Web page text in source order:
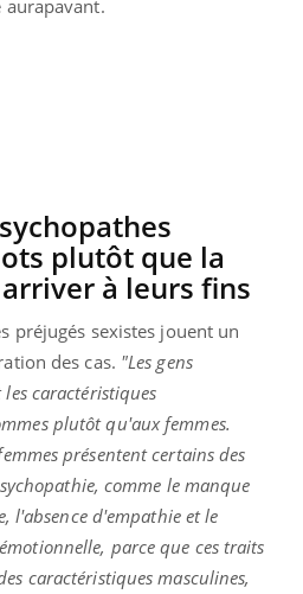
aurapavant.
plutôt que la
à leurs fins
préjugés sexistes jouent un
des cas. "Les gens
caractéristiques
plutôt qu'aux femmes.
présentent certains des
comme le manque
l'absence d'empathie et le
parce que ces traits
caractéristiques masculines,